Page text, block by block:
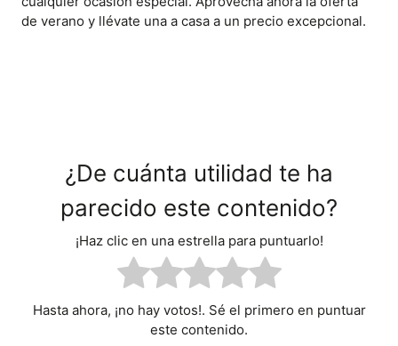
de verano y llévate una a casa a un precio excepcional.
¿De cuánta utilidad te ha
parecido este contenido?
¡Haz clic en una estrella para puntuarlo!
Hasta ahora, ¡no hay votos!. Sé el primero en puntuar
este contenido.